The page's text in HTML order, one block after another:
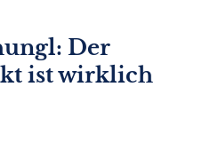
Der
ist wirklich